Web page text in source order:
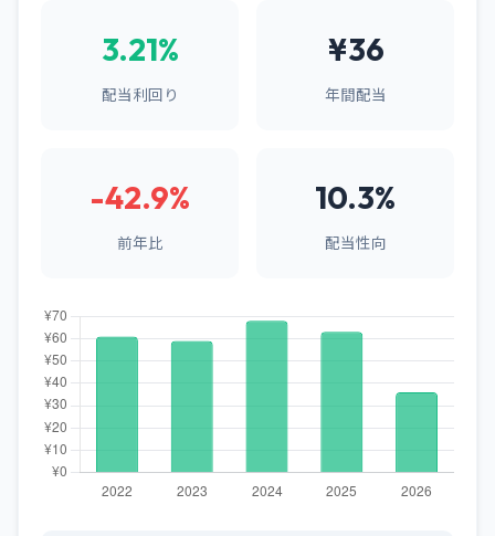
3.21%
配当利回り
¥36
年間配当
-42.9%
前年比
10.3%
配当性向